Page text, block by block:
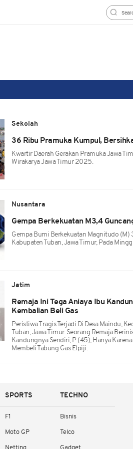
Sekolah
36 Ribu Pramuka Kumpul,
Kwartir Daerah Gerakan Pramuka Jawa
Wirakarya Jawa Timur 2025.
Nusantara
Gempa Berkekuatan M3,4
Gempa Bumi Berkekuatan Magnitudo (M)
Kabupaten Tuban, Jawa Timur, Pada
Jatim
Remaja Ini Tega Aniaya Ibu
Kembalian Beli Gas
Peristiwa Tragis Terjadi Di Desa Maindu,
Tuban, Jawa Timur. Seorang Remaja
Kandungnya Sendiri, P (45), Hanya
Membeli Tabung Gas Elpiji.
SPORTS
F1
Moto GP
TECHNO
Bisnis
Telco